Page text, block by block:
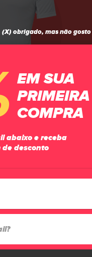
e vista-se
campeão!
• Calções
EM SUA
PRIMEIRA
COMPRA
abaixo e receba
desconto
(X) obrigado, mas não